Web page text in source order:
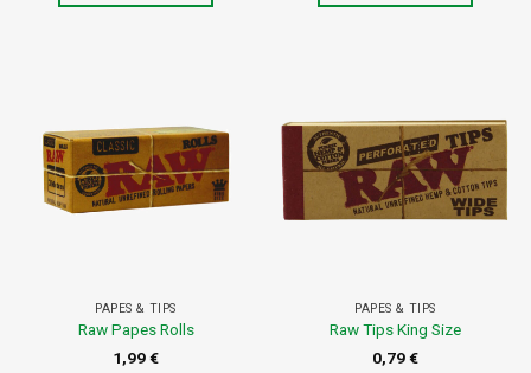
PAPES & TIPS
Raw Papes Rolls
1,99€
PAPES & TIPS
Raw Tips King Size
0,79€